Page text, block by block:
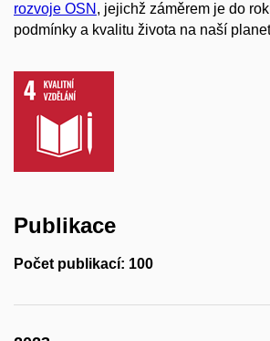
rozvoje OSN , jejichž záměrem je do
podmínky a kvalitu života na naší
Publikace
Počet publikací: 100